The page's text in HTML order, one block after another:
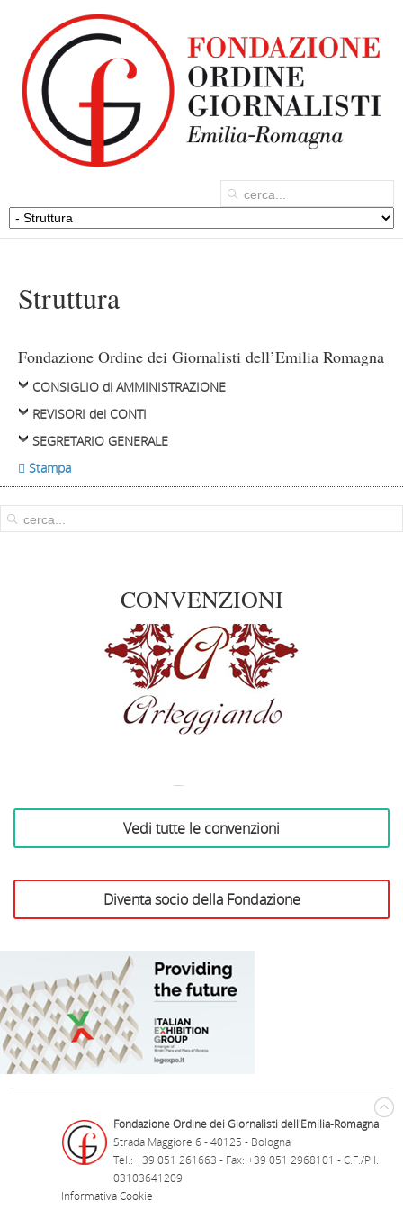
Struttura
Fondazione Ordine dei Giornalisti dell’Emilia Romagna
CONSIGLIO di AMMINISTRAZIONE
REVISORI dei CONTI
SEGRETARIO GENERALE
 Stampa
CONVENZIONI
Antica Corte Pallavicina
Azienda Vinicola Monte
B&B Il Richiamo del Bosco
Bottega Artuso
F.lli Biagini
F.lli La Bufala
Home Cooking
INC Hotels
laFeltrinelli Librerie
Libreria Trame
Profumeria Raggi
Rari Nantes Bologna
Risi Gioielli
Ristorante Due Lune
Teatro Duse
Terme della Salvarola
Vedi tutte le convenzioni
Diventa socio della Fondazione
Fondazione Ordine dei Giornalisti dell'Emilia-Romagna
Strada Maggiore 6 - 40125 - Bologna
Tel.: +39 051 261663 - Fax: +39 051 2968101 - C.F./P.I.
03103641209
Informativa Cookie